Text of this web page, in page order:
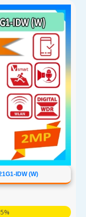
IDW (W)